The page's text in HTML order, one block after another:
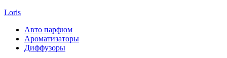
Loris
Авто парфюм
Ароматизаторы
Диффузоры